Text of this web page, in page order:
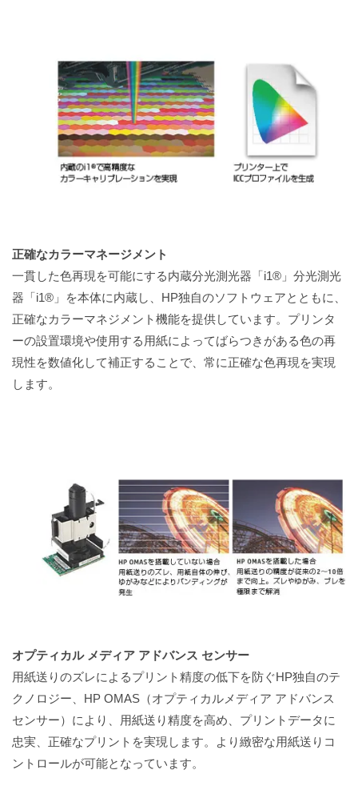
正確なカラーマネージメント
一貫した色再現を可能にする内蔵分光測光器「i1®」分光測光
器「i1®」を本体に内蔵し、HP独自のソフトウェアとともに、
正確なカラーマネジメント機能を提供しています。プリンタ
ーの設置環境や使用する用紙によってばらつきがある色の再
現性を数値化して補正することで、常に正確な色再現を実現
します。
オプティカル メディア アドバンス センサー
用紙送りのズレによるプリント精度の低下を防ぐHP独自のテ
クノロジー、HP OMAS（オプティカルメディア アドバンス
センサー）により、用紙送り精度を高め、プリントデータに
忠実、正確なプリントを実現します。より緻密な用紙送りコ
ントロールが可能となっています。